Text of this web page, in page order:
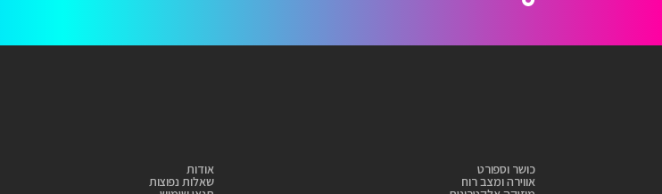
כושר וספורט
אווירה ומצב רוח
אודות
שאלות נפוצות